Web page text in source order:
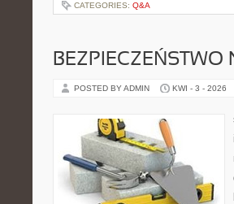
CATEGORIES: Q&A
BEZPIECZEŃSTWO
POSTED BY ADMIN KWI - 3 - 2026